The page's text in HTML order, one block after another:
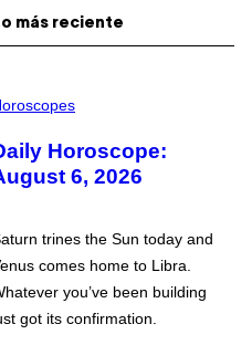
más reciente
Horoscope:
6, 2026
trines the Sun today and
comes home to Libra.
you’ve been building
got its confirmation.